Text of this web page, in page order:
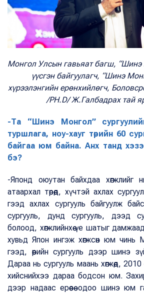
Монгол Улсын гавьяат багш, “Шинэ
үүсгэн байгуулагч, “Шинэ
хүрээлэнгийн ерөнхийлөгч,
/PH.D/ Ж.Галбадрах тай
-Та “Шинэ Монгол”
туршлага, ноу-хауг төрийн 60
байгаа юм байна. Анх танд
бэ?
-Японд оюутан байхдаа
атаархал төрөөд, хүчтэй ахлах
гээд ахлах сургууль байгуулж
сургууль, дунд сургууль, дээд
болоод, хөгжлийнхөө үе шатыг
хувьд Япон ингэж хөгжсөн юм чинь
гээд, өөрийн сургууль дээр шинэ
Дараа нь сургууль маань хөгжөөд,
хийснийхээ дараа бодсон юм.
дээр надаас ерөөсөө одоо шинэ юм